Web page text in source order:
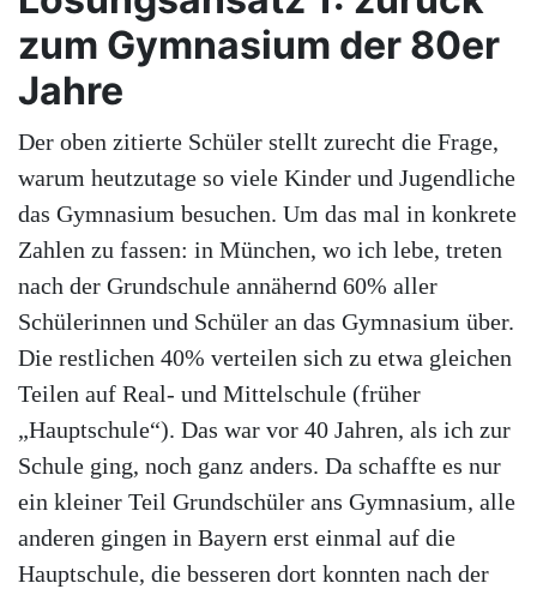
zum Gymnasium der 80er
Jahre
Der oben zitierte Schüler stellt zurecht die Frage,
warum heutzutage so viele Kinder und Jugendliche
das Gymnasium besuchen. Um das mal in konkrete
Zahlen zu fassen: in München, wo ich lebe, treten
nach der Grundschule annähernd 60% aller
Schülerinnen und Schüler an das Gymnasium über.
Die restlichen 40% verteilen sich zu etwa gleichen
Teilen auf Real- und Mittelschule (früher
„Hauptschule“). Das war vor 40 Jahren, als ich zur
Schule ging, noch ganz anders. Da schaffte es nur
ein kleiner Teil Grundschüler ans Gymnasium, alle
anderen gingen in Bayern erst einmal auf die
Hauptschule, die besseren dort konnten nach der